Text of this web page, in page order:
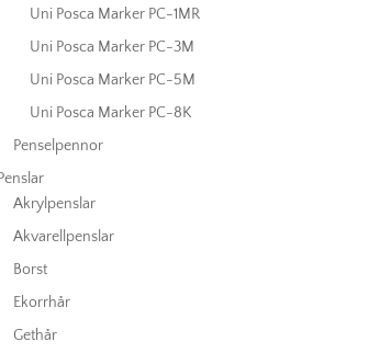
Uni Posca Marker PC-1MR
Uni Posca Marker PC-3M
Uni Posca Marker PC-5M
Uni Posca Marker PC-8K
Penselpennor
Penslar
Akrylpenslar
Akvarellpenslar
Borst
Ekorrhår
Gethår